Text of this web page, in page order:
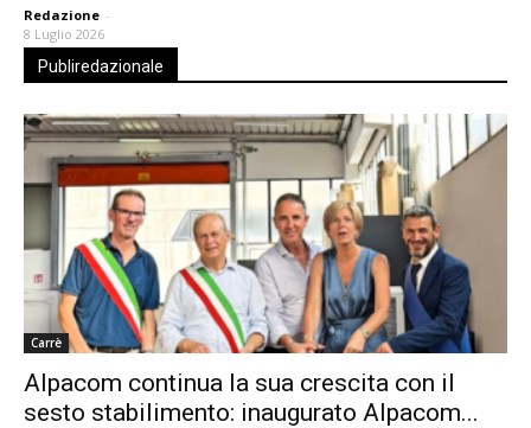
Redazione -
8 Luglio 2026
Publiredazionale
Carrè
Alpacom continua la sua crescita con il
sesto stabilimento: inaugurato Alpacom...